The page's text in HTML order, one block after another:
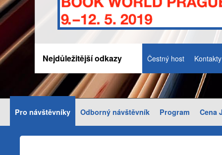
Nejdůležitější odkazy Čestný host Kontakty
Pro návštěvníky Odborný návštěvník Program Cena